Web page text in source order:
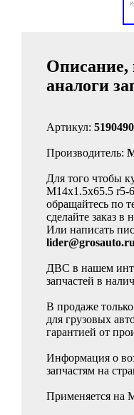
Описание,
аналоги
Артикул:
Производитель:
Для того чтобы
M14x1.5x65.5 r5-
обращайтесь по
сделайте заказ в
Или написать
lider@grosauto.ru
ДВС в нашем
запчастей в
В продаже
для грузовых
гарантией от
Информация о
запчастям на
Применяется на